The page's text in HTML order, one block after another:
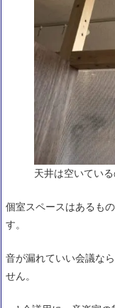
天井は空いてい
個室スペースはあるも
す。
音が漏れていい会議な
せん。